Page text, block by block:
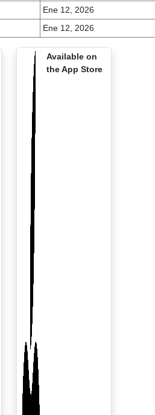
Ene 12, 2026
Ene 12, 2026
Available on
the App Store